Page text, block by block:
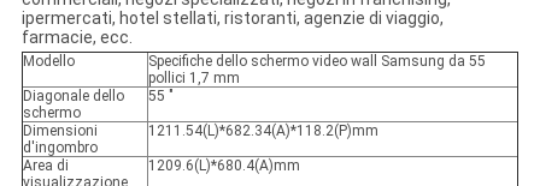
ipermercati, hotel stellati, ristoranti, agenzie di viaggio,
farmacie, ecc.
Modello
Specifiche dello schermo video wall Samsung da 55
pollici 1,7 mm
Diagonale dello
schermo
55 "
Dimensioni
d'ingombro
1211.54(L)*682.34(A)*118.2(P)mm
Area di
1209.6(L)*680.4(A)mm